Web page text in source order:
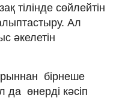
тілінде сөйлейтін
Ал
әкелетін
бірнеше
да өнерді кәсіп